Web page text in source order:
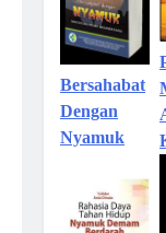
Bersahabat
Dengan
Nyamuk